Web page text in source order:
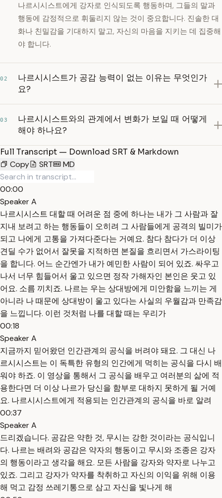
나르시시스트에게 강자로 인식되도록 행동하며, 그들의 말과
행동에 감정적으로 휘둘리지 않는 것이 중요합니다. 진솔한 대
화나 친밀감을 기대하지 말고, 자신의 마음을 지키는 데 집중해
야 합니다.
02
나르시시스트가 공감 능력이 없는 이유는 무엇인가
요?
03
나르시시스트와의 관계에서 변화가 보일 때 어떻게
해야 하나요?
Full Transcript — Download SRT & Markdown
Copy
SRT MD
00:00
Speaker A
나르시시스트 대할 때 어려운 점 중에 하나는 내가 그 사람과 잘
지내 보려고 하는 행동들이 오히려 그 사람들에게 공격의 빌미가
되고 나에게 고통을 가져다준다는 거예요. 참다 참다가 더 이상
견딜 수가 없어서 잘못을 지적하면 본질을 흐리면서 가스라이팅
을 합니다. 어느 순간엔가 내가 예민한 사람이 되어 있죠. 싸우고
나서 너무 힘들어서 울고 있으면 정작 가해자인 본인은 웃고 있
어요. 소름 끼치죠. 나르는 우는 상대방에게 미안함을 느끼는 게
아니라 나 때문에 상대방이 울고 있다는 사실의 우월감과 만족감
을 느낍니다. 이런 것처럼 나를 대할 때는 우리가
00:18
Speaker A
지금까지 믿어왔던 인간관계의 공식을 버려야 돼요. 그 대신 나
르시시스트는 이 독특한 유형의 인간에게 먹히는 공식을 다시 배
워야 하죠. 이 영상을 통해서 그 공식을 배우고 여러분의 삶에 적
용한다면 더 이상 나르가 당신을 함부로 대하지 못하게 될 거예
요. 나르시시스트에게 적용되는 인간관계의 공식을 바로 알려
00:37
Speaker A
드리겠습니다. 공감은 약한 것, 무시는 강한 것이라는 공식입니
다. 나르는 배려와 공감은 약자의 행동이고 무시와 조종은 강자
의 행동이라고 생각을 해요. 모든 사람을 강자와 약자로 나누고
있죠. 그리고 강자가 약자를 착취하고 자신의 이익을 위해 이용
해 먹고 감정 쓰레기통으로 삼고 자신을 빛나게 해